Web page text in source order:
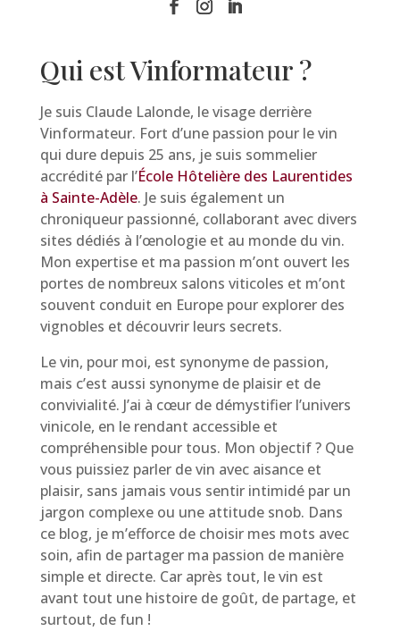
Qui est Vinformateur ?
Je suis Claude Lalonde, le visage derrière
Vinformateur. Fort d’une passion pour le vin
qui dure depuis 25 ans, je suis sommelier
accrédité par l’École Hôtelière des Laurentides
à Sainte-Adèle. Je suis également un
chroniqueur passionné, collaborant avec divers
sites dédiés à l’œnologie et au monde du vin.
Mon expertise et ma passion m’ont ouvert les
portes de nombreux salons viticoles et m’ont
souvent conduit en Europe pour explorer des
vignobles et découvrir leurs secrets.
Le vin, pour moi, est synonyme de passion,
mais c’est aussi synonyme de plaisir et de
convivialité. J’ai à cœur de démystifier l’univers
vinicole, en le rendant accessible et
compréhensible pour tous. Mon objectif ? Que
vous puissiez parler de vin avec aisance et
plaisir, sans jamais vous sentir intimidé par un
jargon complexe ou une attitude snob. Dans
ce blog, je m’efforce de choisir mes mots avec
soin, afin de partager ma passion de manière
simple et directe. Car après tout, le vin est
avant tout une histoire de goût, de partage, et
surtout, de fun !